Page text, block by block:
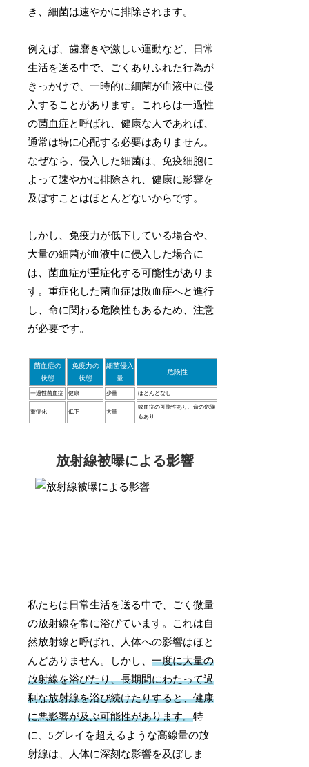
き、細菌は速やかに排除されます。
例えば、歯磨きや激しい運動など、日常
生活を送る中で、ごくありふれた行為が
きっかけで、一時的に細菌が血液中に侵
入することがあります。これらは一過性
の菌血症と呼ばれ、健康な人であれば、
通常は特に心配する必要はありません。
なぜなら、侵入した細菌は、免疫細胞に
よって速やかに排除され、健康に影響を
及ぼすことはほとんどないからです。
しかし、免疫力が低下している場合や、
大量の細菌が血液中に侵入した場合に
は、菌血症が重症化する可能性がありま
す。重症化した菌血症は敗血症へと進行
し、命に関わる危険性もあるため、注意
が必要です。
菌血症の
状態
免疫力の
状態
細菌侵入
量
危険性
一過性菌血症 健康 少量 ほとんどなし
重症化 低下 大量
敗血症の可能性あり、命の危険
もあり
放射線被曝による影響
私たちは日常生活を送る中で、ごく微量
の放射線を常に浴びています。これは自
然放射線と呼ばれ、人体への影響はほと
んどありません。しかし、一度に大量の
放射線を浴びたり、長期間にわたって過
剰な放射線を浴び続けたりすると、健康
に悪影響が及ぶ可能性があります。特
に、5グレイを超えるような高線量の放
射線は、人体に深刻な影響を及ぼしま